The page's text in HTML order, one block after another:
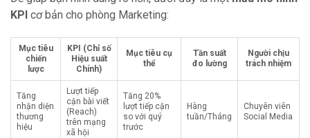
KPI cơ bản cho phòng Marketing:
Mục tiêu
chiến
lược
KPI (Chỉ số
Hiệu suất
Chính)
Mục tiêu cụ
thể
Tần suất
đo lường
Người chịu
trách nhiệm
Tăng
nhận diện
thương
hiệu
Lượt tiếp
cận bài viết
(Reach)
trên mạng
xã hội
Tăng 20%
lượt tiếp cận
so với quý
trước
Hàng
tuần/Tháng
Chuyên viên
Social Media